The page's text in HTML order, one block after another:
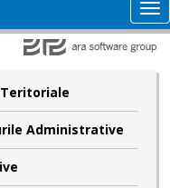
Administrative